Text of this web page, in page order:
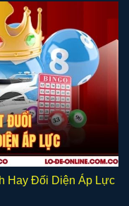
Hay Đối Diện Áp Lực